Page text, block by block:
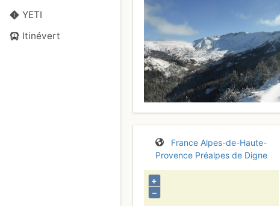
YETI
Itinévert
France Alpes-de-Haute-
Provence Préalpes de Digne
+
–